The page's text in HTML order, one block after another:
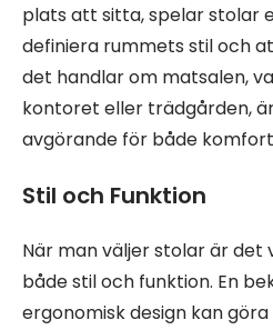
plats att sitta, spelar stolar
definiera rummets stil och
det handlar om matsalen,
kontoret eller trädgården,
avgörande för både
Stil och Funktion
När man väljer stolar är
både stil och funktion. En
ergonomisk design kan